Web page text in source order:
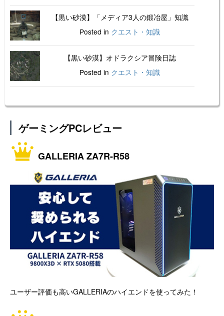
【黒い砂漠】「メディア3人の鍛冶屋」知識
Posted in クエスト・知識
【黒い砂漠】オドラクシア冒険日誌
Posted in クエスト・知識
ゲーミングPCレビュー
GALLERIA ZA7R-R58
ユーザー評価も高いGALLERIAのハイエンドを使ってみた！